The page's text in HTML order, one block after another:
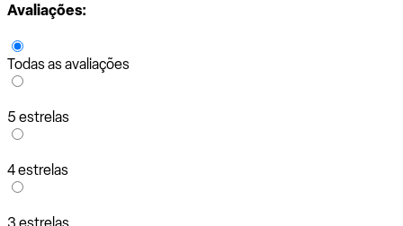
Avaliações:
Todas as avaliações
5 estrelas
4 estrelas